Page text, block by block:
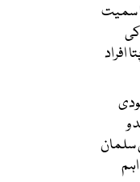
سمیت
کی
منتقل، 2 لاپتا افراد
و
سلمان